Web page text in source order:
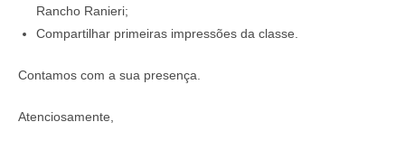
Rancho Ranieri;
Compartilhar primeiras impressões da classe.
Contamos com a sua presença.
Atenciosamente,